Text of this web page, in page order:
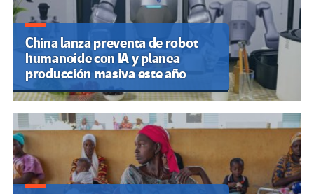
China lanza preventa de robot
humanoide con IA y planea
producción masiva este año